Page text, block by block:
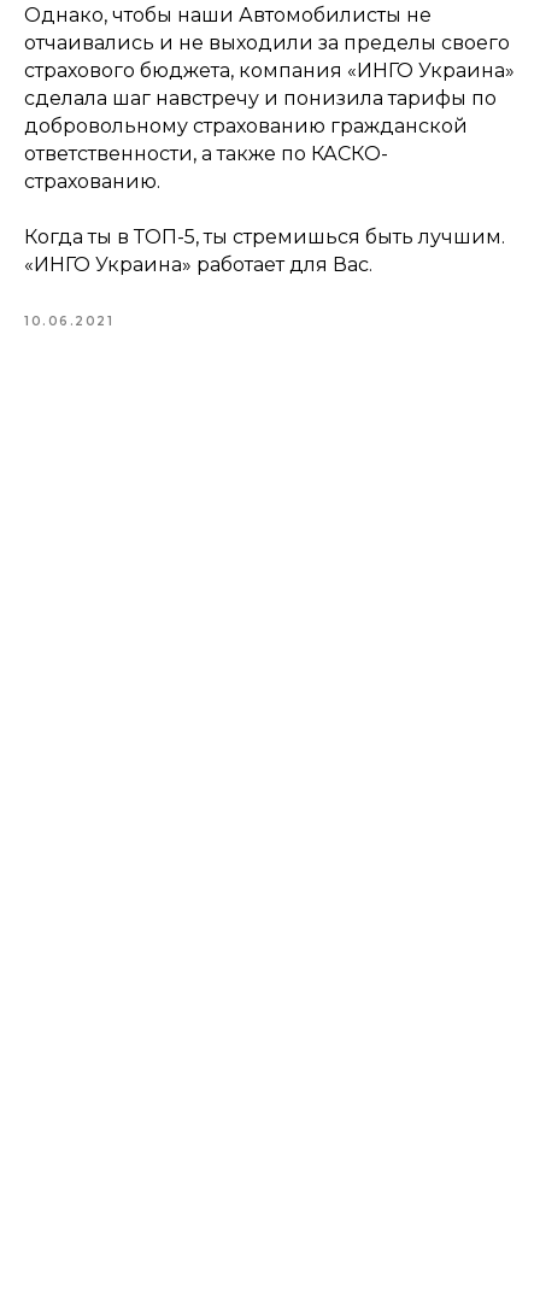
Однако, чтобы наши Автомобилисты не
отчаивались и не выходили за пределы своего
страхового бюджета, компания «ИНГО Украина»
сделала шаг навстречу и понизила тарифы по
добровольному страхованию гражданской
ответственности, а также по КАСКО-
страхованию.
Когда ты в ТОП-5, ты стремишься быть лучшим.
«ИНГО Украина» работает для Вас.
10.06.2021